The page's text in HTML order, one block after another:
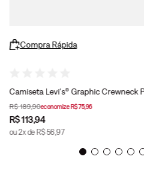
Compra Rápida
Camiseta Levi's® Graphic Crewneck
R$ 189,90economizeR$75,96
R$113,94
ou2x de R$ 56,97